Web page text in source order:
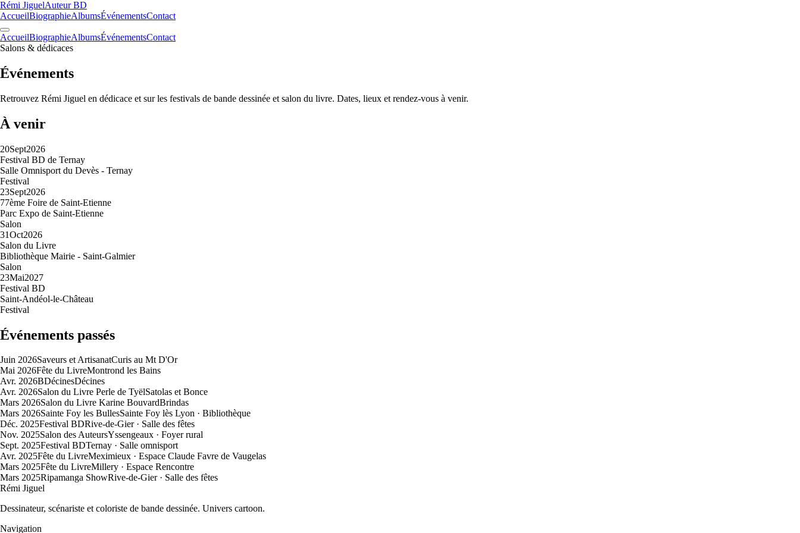
Rémi JiguelAuteur BD
AccueilBiographieAlbumsÉvénementsContact
AccueilBiographieAlbumsÉvénementsContact
Salons & dédicaces
Événements
Retrouvez Rémi Jiguel en dédicace et sur les festivals de bande dessinée et salon du livre. Dates, lieux et rendez-vous à venir.
À venir
20Sept2026
Festival BD de Ternay
Salle Omnisport du Devès - Ternay
Festival
23Sept2026
77ème Foire de Saint-Etienne
Parc Expo de Saint-Etienne
Salon
31Oct2026
Salon du Livre
Bibliothèque Mairie - Saint-Galmier
Salon
23Mai2027
Festival BD
Saint-Andéol-le-Château
Festival
Événements passés
Juin 2026Saveurs et ArtisanatCuris au Mt D'Or
Mai 2026Fête du LivreMontrond les Bains
Avr. 2026BDécinesDécines
Avr. 2026Salon du Livre Perle de TyëlSatolas et Bonce
Mars 2026Salon du Livre Karine BouvardBrindas
Mars 2026Sainte Foy les BullesSainte Foy lès Lyon · Bibliothèque
Déc. 2025Festival BDRive-de-Gier · Salle des fêtes
Nov. 2025Salon des AuteursYssengeaux · Foyer rural
Sept. 2025Festival BDTernay · Salle omnisport
Avr. 2025Fête du LivreMeximieux · Espace Claude Favre de Vaugelas
Mars 2025Fête du LivreMillery · Espace Rencontre
Mars 2025Ripamanga ShowRive-de-Gier · Salle des fêtes
Rémi Jiguel
Dessinateur, scénariste et coloriste de bande dessinée. Univers cartoon.
Navigation